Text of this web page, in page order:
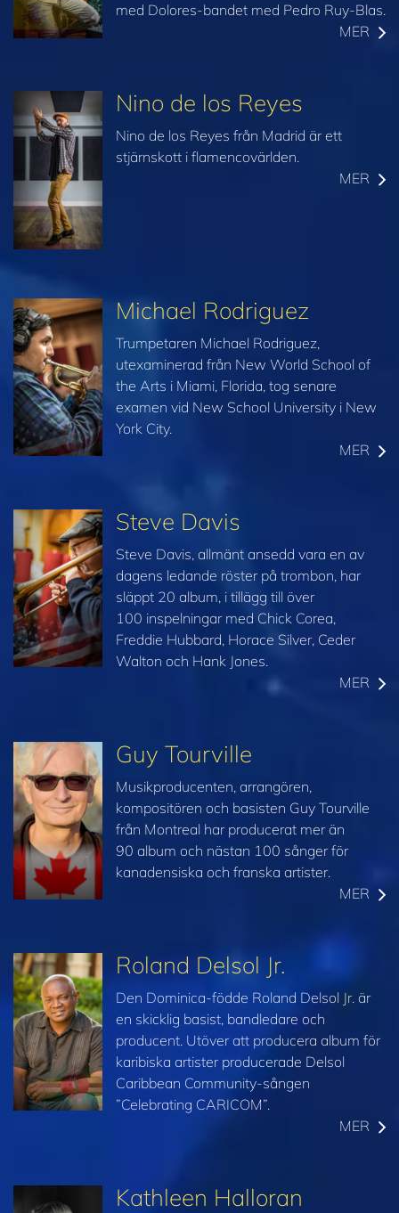
med Dolores-bandet med Pedro Ruy-Blas.
MER
Nino de los Reyes
Nino de los Reyes från Madrid är ett
stjärnskott i flamencovärlden.
MER
Michael Rodriguez
Trumpetaren Michael Rodriguez,
utexaminerad från New World School of
the Arts i Miami, Florida, tog senare
examen vid New School University i New
York City.
MER
Steve Davis
Steve Davis, allmänt ansedd vara en av
dagens ledande röster på trombon, har
släppt 20 album, i tillägg till över
100 inspelningar med Chick Corea,
Freddie Hubbard, Horace Silver, Ceder
Walton och Hank Jones.
MER
Guy Tourville
Musikproducenten, arrangören,
kompositören och basisten Guy Tourville
från Montreal har producerat mer än
90 album och nästan 100 sånger för
kanadensiska och franska artister.
MER
Roland Delsol Jr.
Den Dominica-födde Roland Delsol Jr. är
en skicklig basist, bandledare och
producent. Utöver att producera album för
karibiska artister producerade Delsol
Caribbean Community-sången
”Celebrating CARICOM”.
MER
Kathleen Halloran